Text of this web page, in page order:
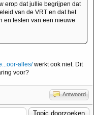
erop dat jullie begrijpen dat
van de VRT en dat het
en testen van een nieuwe
alles/werkt ook niet. Dit
voor?
Antwoord